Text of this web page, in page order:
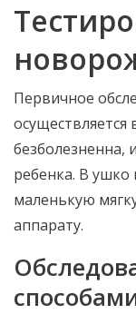
Первичное
безболезненна,
ребенка. В
маленькую
аппарату.